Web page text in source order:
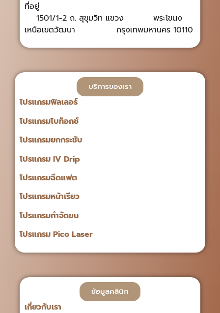
ที่อยู่
1501/1-2 ถ. สุขุมวิท แขวง พระโขนง
เหนือเขตวัฒนา กรุงเทพมหานคร 10110
บริการของเรา
โปรแกรมฟิลเลอร์
โปรแกรมโบท็อกซ์
โปรแกรมยกกระชับ
โปรแกรม IV Drip
โปรแกรมฉีดแฟต
โปรแกรมหน้าเรียว
โปรแกรมกำจัดขน
โปรแกรม Pico Laser
ข้อมูลคลินิก
เกี่ยวกับเรา